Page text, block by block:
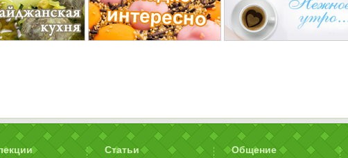
Статьи Общение